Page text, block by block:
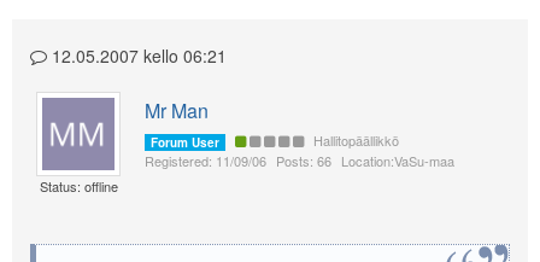
12.05.2007 kello 06:21
Status: offline
Mr Man
Forum User
Hallitopäällikkö
Registered: 11/09/06 Posts: 66 Location:VaSu-maa